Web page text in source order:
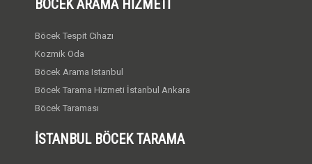
BÖCEK ARAMA HIZMETI
Böcek Tespit Cihazı
Kozmik Oda
Böcek Arama Istanbul
Böcek Tarama Hizmeti İstanbul Ankara
Böcek Taraması
İSTANBUL BÖCEK TARAMA